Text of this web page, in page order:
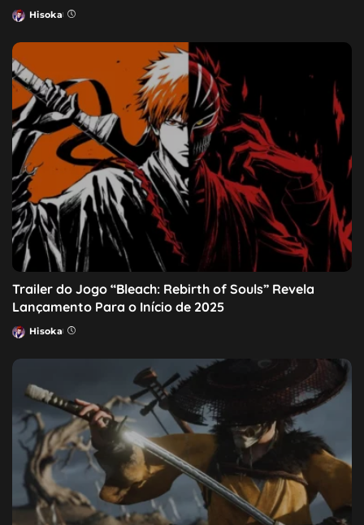
Posted
Hisoka
Trailer do Jogo “Bleach: Rebirth of Souls” Revela
Lançamento Para o Início de 2025
Posted
Hisoka